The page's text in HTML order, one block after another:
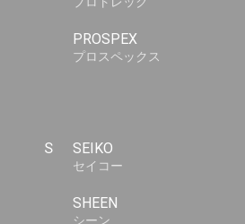
PROSPEX
プロスペックス
S SEIKO
セイコー
SHEEN
シーン